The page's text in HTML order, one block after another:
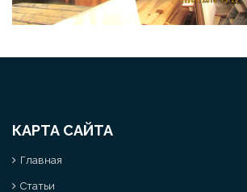
КАРТА САЙТА
Главная
Статьи